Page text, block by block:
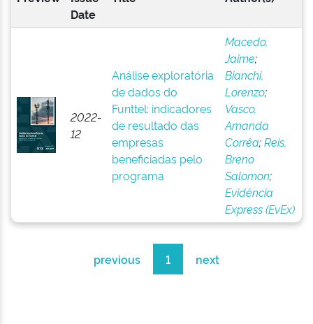
Date
2022-
12
Análise exploratória
de dados do
Funttel: indicadores
de resultado das
empresas
beneficiadas pelo
programa
Macedo,
Jaime;
Bianchi,
Lorenzo;
Vasco,
Amanda
Corrêa;Reis,
Breno
Salomon;
Evidência
Express (EvEx)
previous 1 next